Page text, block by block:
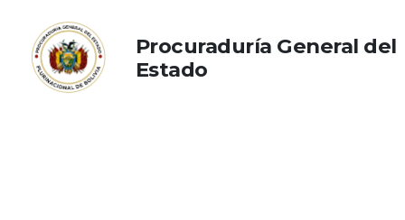
Procuraduría General del
Estado